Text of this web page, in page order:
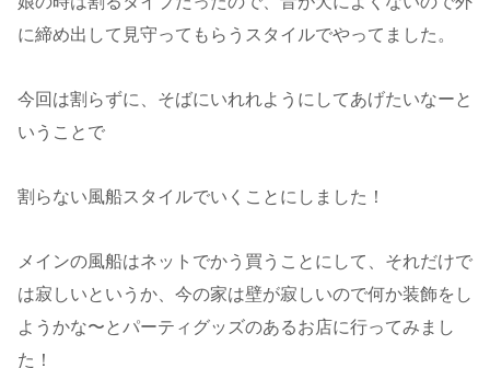
に締め出して見守ってもらうスタイルでやってました。
今回は割らずに、そばにいれれようにしてあげたいなーと
いうことで
割らない風船スタイルでいくことにしました！
メインの風船はネットでかう買うことにして、それだけで
は寂しいというか、今の家は壁が寂しいので何か装飾をし
ようかな〜とパーティグッズのあるお店に行ってみまし
た！